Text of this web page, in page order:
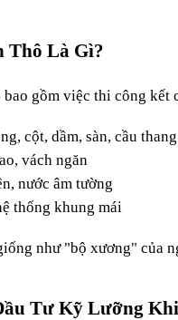
Thô Là Gì?
bao gồm việc thi công kết
cột, dầm, sàn, cầu
vách ngăn
nước âm tường
thống khung mái
như "bộ xương" của
Tư Kỹ Lưỡng